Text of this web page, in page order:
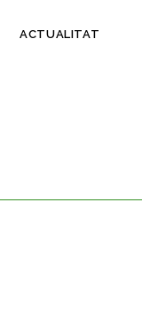
ACTUALITAT